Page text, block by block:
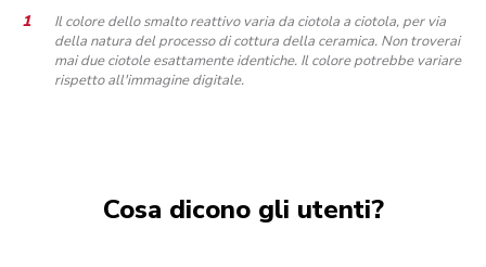
Il colore dello smalto reattivo varia da ciotola a ciotola, per via
della natura del processo di cottura della ceramica. Non troverai
mai due ciotole esattamente identiche. Il colore potrebbe variare
rispetto all'immagine digitale.
Cosa dicono gli utenti?